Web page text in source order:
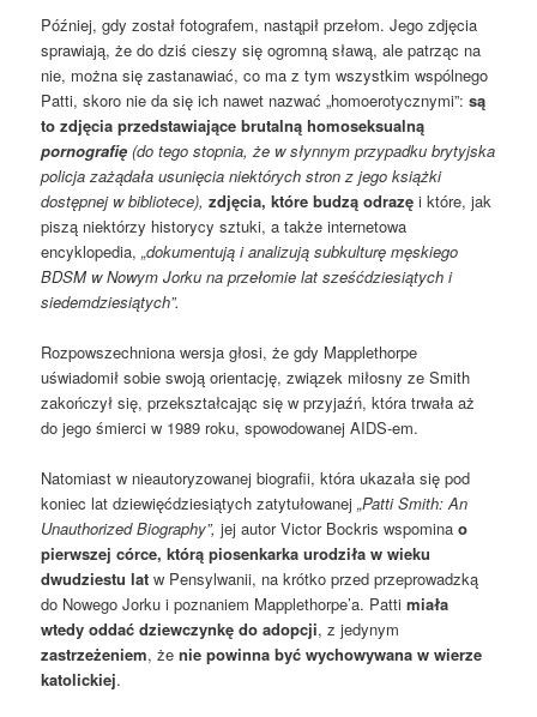
Później, gdy został fotografem, nastąpił przełom. Jego zdjęcia
sprawiają, że do dziś cieszy się ogromną sławą, ale patrząc na
nie, można się zastanawiać, co ma z tym wszystkim wspólnego
Patti, skoro nie da się ich nawet nazwać „homoerotycznymi”:są
to zdjęcia przedstawiające brutalną homoseksualną
pornografię (do tego stopnia, że w słynnym przypadku brytyjska
policja zażądała usunięcia niektórych stron z jego książki
dostępnej w bibliotece), zdjęcia, które budzą odrazę i które, jak
piszą niektórzy historycy sztuki, a także internetowa
encyklopedia,„dokumentują i analizują subkulturę męskiego
BDSM w Nowym Jorku na przełomie lat sześćdziesiątych i
siedemdziesiątych”.
Rozpowszechniona wersja głosi, że gdy Mapplethorpe
uświadomił sobie swoją orientację, związek miłosny ze Smith
zakończył się, przekształcając się w przyjaźń, która trwała aż
do jego śmierci w 1989 roku, spowodowanej AIDS-em.
Natomiast w nieautoryzowanej biografii, która ukazała się pod
koniec lat dziewięćdziesiątych zatytułowanej„Patti Smith: An
Unauthorized Biography”, jej autor Victor Bockris wspominao
pierwszej córce, którą piosenkarka urodziła w wieku
dwudziestu lat w Pensylwanii, na krótko przed przeprowadzką
do Nowego Jorku i poznaniem Mapplethorpe’a. Pattimiała
wtedy oddać dziewczynkę do adopcji, z jedynym
zastrzeżeniem, żenie powinna być wychowywana w wierze
katolickiej.